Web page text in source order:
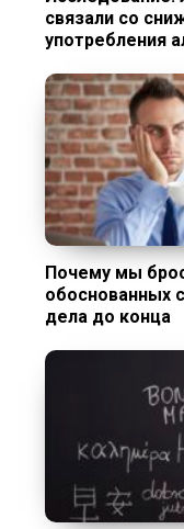
связали со
употребления
Почему мы
обоснованных
дела до конца